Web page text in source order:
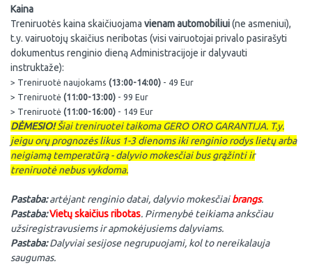
Kaina
Treniruotės kaina skaičiuojama vienam automobiliui(ne asmeniui),
t.y. vairuotojų skaičius neribotas (visi vairuotojai privalo pasirašyti
dokumentus renginio dieną Administracijoje ir dalyvauti
instruktaže):
> Treniruotė naujokams (13:00-14:00) - 49 Eur
> Treniruotė (11:00-13:00) - 99 Eur
> Treniruotė (11:00-16:00) - 149 Eur
DĖMESIO!Šiai treniruotei taikoma GERO ORO GARANTIJA. T.y.
jeigu orų prognozės likus 1-3 dienoms iki renginio rodys lietų arba
neigiamą temperatūrą - dalyvio mokesčiai bus grąžinti ir
treniruotė nebus vykdoma.
Pastaba:artėjant renginio datai, dalyvio mokesčiaibrangs.
Pastaba:Vietų skaičius ribotas. Pirmenybė teikiama anksčiau
užsiregistravusiems ir apmokėjusiems dalyviams.
Pastaba:Dalyviai sesijose negrupuojami, kol to nereikalauja
saugumas.